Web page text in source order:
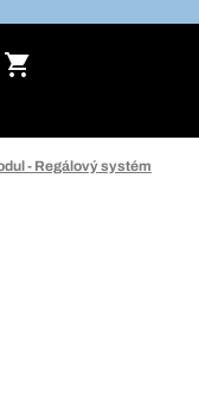
- Regálový systém